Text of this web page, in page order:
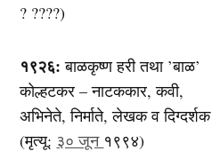
? ????)
१९२६: बाळकृष्ण हरी तथा ’बाळ’
कोल्हटकर – नाटककार, कवी,
अभिनेते, निर्माते, लेखक व दिग्दर्शक
(मृत्यू: ३० जून १९९४)